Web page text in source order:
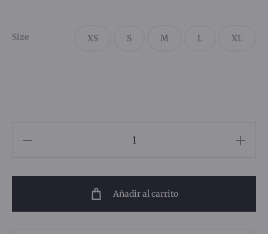
Size XS S M L XL
Añadir al carrito